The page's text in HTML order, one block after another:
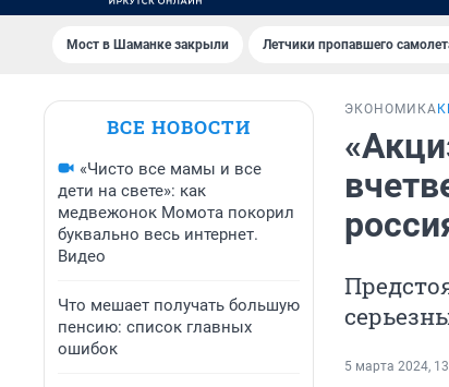
Мост в Шаманке закрыли Летчики пропавшего
ВСЕ НОВОСТИ
«Чисто все мамы и все
дети на свете»: как
медвежонок Момота покорил
буквально весь интернет.
Видео
Что мешает получать большую
пенсию: список главных
ошибок
ЭКОНОМИКА
5 марта 2024,